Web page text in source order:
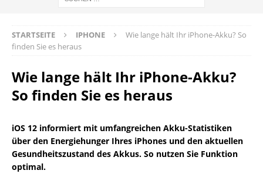
STARTSEITE IPHONE
Wie lange hält Ihr iPhone-Akku? So
finden Sie es heraus
Wie lange hält Ihr iPhone-Akku?
So finden Sie es heraus
iOS 12 informiert mit umfangreichen Akku-Statistiken
über den Energiehunger Ihres iPhones und den aktuellen
Gesundheitszustand des Akkus. So nutzen Sie Funktion
optimal.